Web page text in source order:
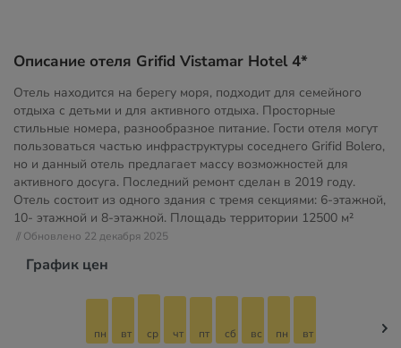
Описание отеля Grifid Vistamar Hotel 4*
Отель находится на берегу моря, подходит для семейного
отдыха с детьми и для активного отдыха. Просторные
стильные номера, разнообразное питание. Гости отеля могут
пользоваться частью инфраструктуры соседнего Grifid Bolero,
но и данный отель предлагает массу возможностей для
активного досуга. Последний ремонт сделан в 2019 году.
Отель состоит из одного здания с тремя секциями: 6-этажной,
10- этажной и 8-этажной. Площадь территории 12500 м²
// Обновлено 22 декабря 2025
График цен
пн вт ср чт пт сб вс пн вт